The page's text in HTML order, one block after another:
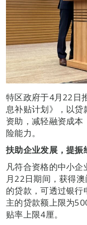
特区政府于4月22日
息补贴计划》，以
资助，减轻融资成
险能力。
扶助企业发展，提振
凡符合资格的中小
月22日期间，获得
的贷款，可透过银
主的贷款额上限为
贴率上限4厘。